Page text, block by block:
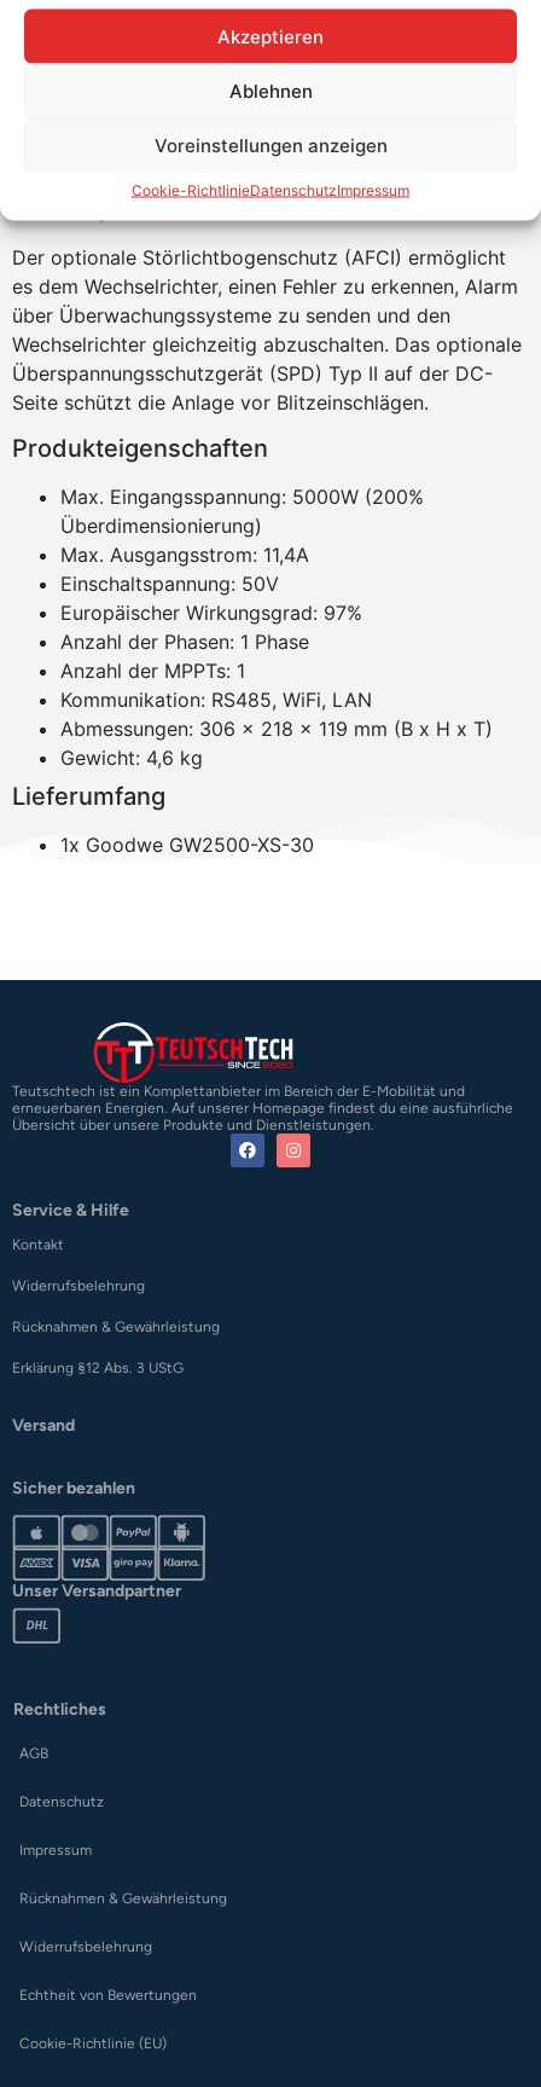
Akzeptieren
Ablehnen
Voreinstellungen anzeigen
Cookie-RichtlinieDatenschutzImpressum
Begrenzung des Energieexports und die
Lastüberwachung, können als GoodWe-Zubehör
geliefert werden.
XS G3-Wechselrichter können bis zu 10 % mehr Energie
Gesamtertrag steigern. Die niedrige Anlaufspannung
ermöglicht die Energieerzeugung vom frühen Morgen
Der optionale Störlichtbogenschutz (AFCI) ermöglicht
es dem Wechselrichter, einen Fehler zu erkennen, Alarm
über Überwachungssysteme zu senden und den
Wechselrichter gleichzeitig abzuschalten. Das optionale
Überspannungsschutzgerät (SPD) Typ II auf der DC-
Seite schützt die Anlage vor Blitzeinschlägen.
Produkteigenschaften
Max. Eingangsspannung: 5000W (200%
Überdimensionierung)
Max. Ausgangsstrom: 11,4A
Einschaltspannung: 50V
Europäischer Wirkungsgrad: 97%
Anzahl der Phasen: 1 Phase
Anzahl der MPPTs: 1
Kommunikation: RS485, WiFi, LAN
Abmessungen: 306 × 218 × 119 mm (B x H x T)
Gewicht: 4,6 kg
Lieferumfang
1x Goodwe GW2500-XS-30
Teutschtech ist ein Komplettanbieter im Bereich der E-Mobilität und
erneuerbaren Energien. Auf unserer Homepage findest du eine ausführliche
Übersicht über unsere Produkte und Dienstleistungen.
Service & Hilfe
Kontakt
Widerrufsbelehrung
Rücknahmen & Gewährleistung
Erklärung §12 Abs. 3 UStG
Versand
Sicher bezahlen
Unser Versandpartner
Rechtliches
AGB
Datenschutz
Impressum
Rücknahmen & Gewährleistung
Widerrufsbelehrung
Echtheit von Bewertungen
Cookie-Richtlinie (EU)